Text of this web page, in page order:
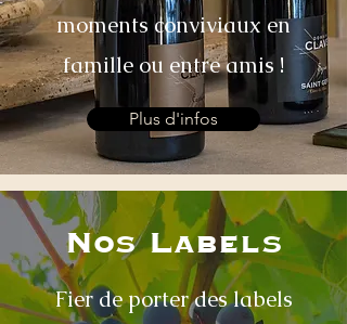
moments conviviaux en
famille ou entre amis !
Plus d'infos
Nos Labels
Fier de porter des labels